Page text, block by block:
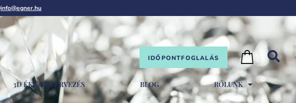
info@egner.hu
IDŐPONTFOGLALÁS
3D ÉKSZERTERVEZÉS BLOG RÓLUNK